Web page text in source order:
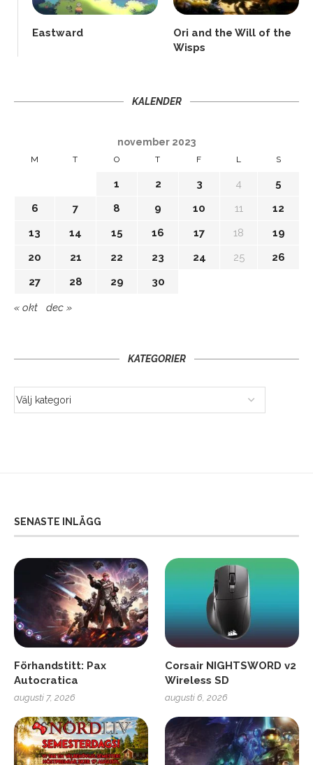
Eastward
Ori and the Will of the
Wisps
KALENDER
november 2023
M T O T F L S
1 2 3 4
5
6
7 8 9 10 11
12
13
14 15 16 17 18
19
20
21 22 23 24 25
26
27
28 29 30
« okt dec »
KATEGORIER
SENASTE INLÄGG
Förhandstitt: Pax
Autocratica
augusti 7, 2026
Corsair NIGHTSWORD v2
Wireless SD
augusti 6, 2026